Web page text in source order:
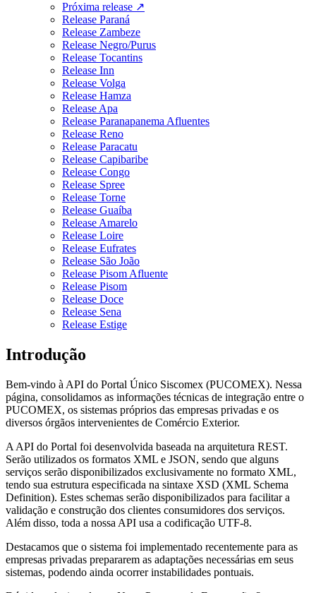
Próxima release ↗
Release Paraná
Release Zambeze
Release Negro/Purus
Release Tocantins
Release Inn
Release Volga
Release Hamza
Release Apa
Release Paranapanema Afluentes
Release Reno
Release Paracatu
Release Capibaribe
Release Congo
Release Spree
Release Torne
Release Guaíba
Release Amarelo
Release Loire
Release Eufrates
Release São João
Release Pisom Afluente
Release Pisom
Release Doce
Release Sena
Release Estige
Introdução
Bem-vindo à API do Portal Único Siscomex (PUCOMEX). Nessa
página, consolidamos as informações técnicas de integração entre o
PUCOMEX, os sistemas próprios das empresas privadas e os
diversos órgãos intervenientes de Comércio Exterior.
A API do Portal foi desenvolvida baseada na arquitetura REST.
Serão utilizados os formatos XML e JSON, sendo que alguns
serviços serão disponibilizados exclusivamente no formato XML,
tendo sua estrutura especificada na sintaxe XSD (XML Schema
Definition). Estes schemas serão disponibilizados para facilitar a
validação e construção dos clientes consumidores dos serviços.
Além disso, toda a nossa API usa a codificação UTF-8.
Destacamos que o sistema foi implementado recentemente para as
empresas privadas prepararem as adaptações necessárias em seus
sistemas, podendo ainda ocorrer instabilidades pontuais.